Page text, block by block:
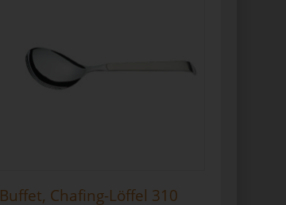
Buffet, Chafing-Löffel 310